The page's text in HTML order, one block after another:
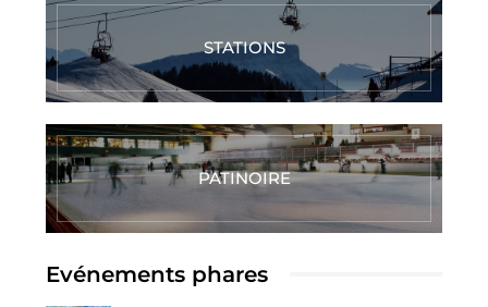
STATIONS
PATINOIRE
Evénements phares